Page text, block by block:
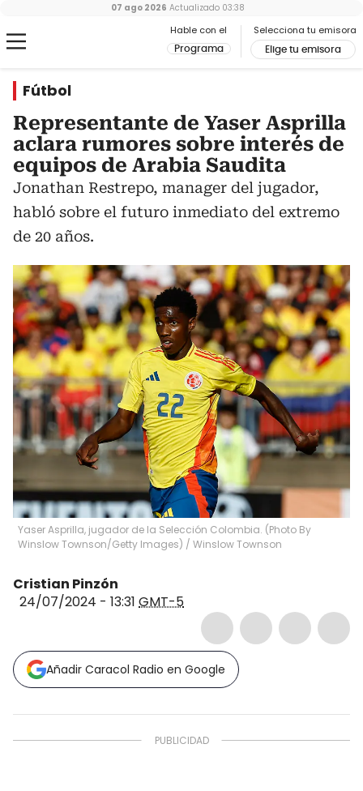
Hable con el
Programa
Selecciona tu emisora
Elige tu emisora
07 ago 2026 Actualizado 03:38
Fútbol
Representante de Yaser Asprilla
aclara rumores sobre interés de
equipos de Arabia Saudita
Jonathan Restrepo, manager del jugador,
habló sobre el futuro inmediato del extremo
de 20 años.
Yaser Asprilla, jugador de la Selección Colombia. (Photo By
Winslow Townson/Getty Images) / Winslow Townson
Cristian Pinzón
24/07/2024 - 13:31 GMT-5
Añadir Caracol Radio en Google